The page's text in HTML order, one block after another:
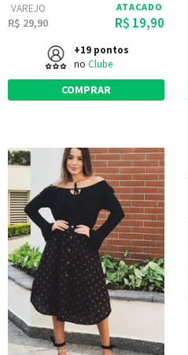
VAREJO
R$ 29,90
ATACADO
R$ 19,90
+19 pontos
no Clube
COMPRAR